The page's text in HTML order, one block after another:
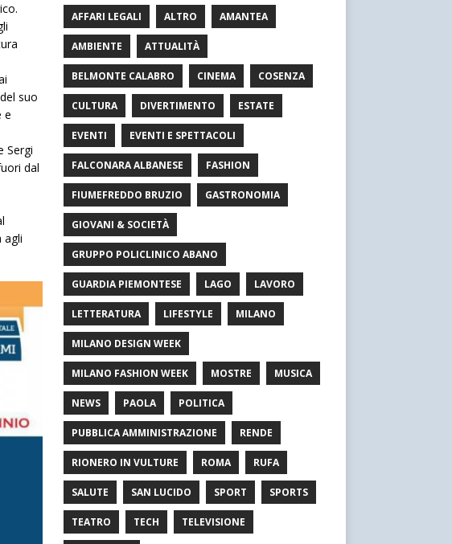
suo
e
Sergi
dal
agli
AFFARI LEGALI ALTRO AMANTEA
AMBIENTE ATTUALITÀ
BELMONTE CALABRO CINEMA COSENZA
CULTURA DIVERTIMENTO ESTATE
EVENTI EVENTI E SPETTACOLI
FALCONARA ALBANESE FASHION
FIUMEFREDDO BRUZIO GASTRONOMIA
GIOVANI & SOCIETÀ
GRUPPO POLICLINICO ABANO
GUARDIA PIEMONTESE LAGO LAVORO
LETTERATURA LIFESTYLE MILANO
MILANO DESIGN WEEK
MILANO FASHION WEEK MOSTRE MUSICA
NEWS PAOLA POLITICA
PUBBLICA AMMINISTRAZIONE RENDE
RIONERO IN VULTURE ROMA RUFA
SALUTE SAN LUCIDO SPORT SPORTS
TEATRO TECH TELEVISIONE